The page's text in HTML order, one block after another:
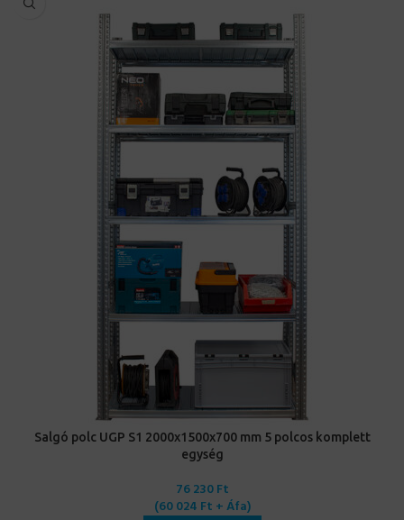
Salgó polc UGP S1 2000x1500x700 mm 5 polcos komplett
egység
76 230Ft
(60 024 Ft + Áfa)